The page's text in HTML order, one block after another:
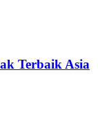
Terbaik Asia